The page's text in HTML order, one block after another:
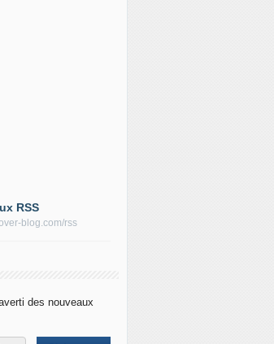
RSS
blog.com/rss
des nouveaux